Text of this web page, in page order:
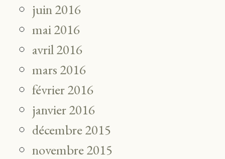
juin 2016
mai 2016
avril 2016
mars 2016
février 2016
janvier 2016
décembre 2015
novembre 2015